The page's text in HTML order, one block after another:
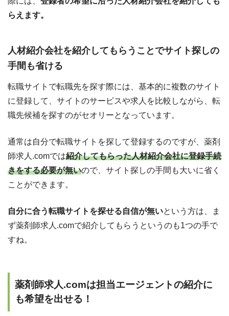
らえます。
人材紹介会社を紹介してもらうことでサイト探しの
手間も省ける
転職サイトで転職先を探す際には、基本的に複数のサイト
に登録して、サイトのサービスや求人を比較しながら、転
職先候補を探すのがセオリーとなっています。
通常は自分で転職サイトを探して登録するのですが、薬剤
師求人.comでは紹介してもらった人材紹介会社に登録手続
きをする必要が無いので、サイト探しの手間も大いに省く
ことができます。
自分に合う転職サイトを探せる自信が無いという方は、ま
ず薬剤師求人.comで紹介してもらうというのも1つの手で
すね。
薬剤師求人.comは担当エージェントの紹介に
も希望を出せる！